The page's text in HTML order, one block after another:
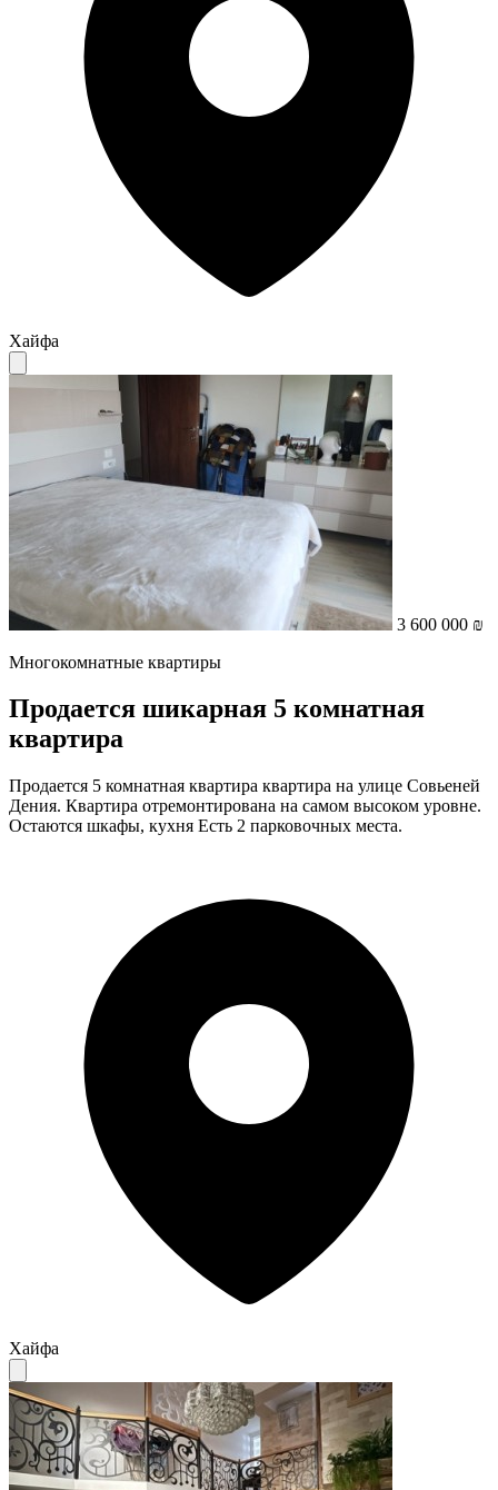
Хайфа
3 600 000 ₪
Многокомнатные квартиры
Продается шикарная 5 комнатная
квартира
Продается 5 комнатная квартира квартира на улице Совьеней
Дения. Квартира отремонтирована на самом высоком уровне.
Остаются шкафы, кухня Есть 2 парковочных места.
Хайфа